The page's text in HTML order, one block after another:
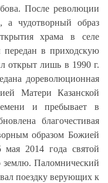
После революции
а чудотворный образ
храма в селе
в приходскую
открыт лишь в 1990 г.
дореволюционная
Матери Казанской
и пребывает в
благочестивая
образом Божией
2014 года святой
землю. Паломнический
поездку верующих к